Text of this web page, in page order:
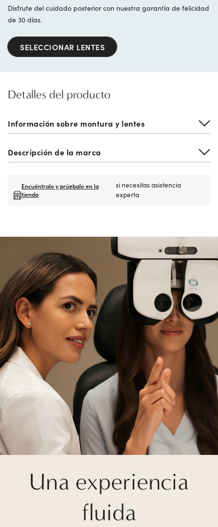
Disfrute del cuidado posterior con nuestra garantía de felicidad
de 30 días.
SELECCIONAR LENTES
Detalles del producto
Información sobre montura y lentes
Descripción de la marca
Encuéntralo y prúebalo en la
tienda
si necesitas asistencia
experta
Una experiencia
fluida